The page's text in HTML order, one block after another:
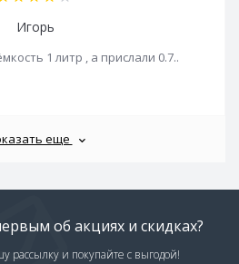
Игорь
1 литр , а прислали 0.7..
еще
об акциях и скидках?
рассылку и покупайте с выгодой!